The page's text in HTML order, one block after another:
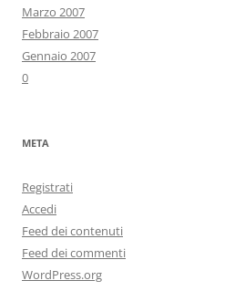
Marzo 2007
Febbraio 2007
Gennaio 2007
0
META
Registrati
Accedi
Feed dei contenuti
Feed dei commenti
WordPress.org